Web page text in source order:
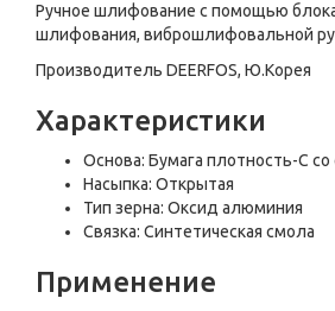
Ручное шлифование с помощью
шлифования, виброшлифовальной
Производитель DEERFOS, Ю.Корея
Характеристики
Основа: Бумага плотность-С со
Насыпка: Открытая
Тип зерна: Оксид алюминия
Связка: Синтетическая смола
Применение